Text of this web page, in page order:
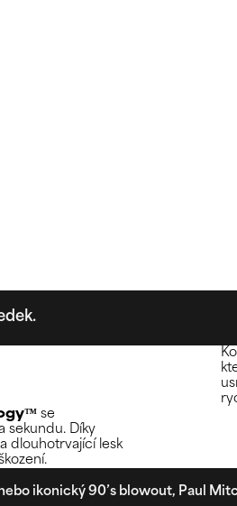
se
sekundu. Díky
dlouhotrvající lesk
ikonický 90’s blowout, Paul